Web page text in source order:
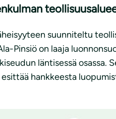
suunniteltu
Pinsiö on laaja
läntisessä osassa.
hankkeesta